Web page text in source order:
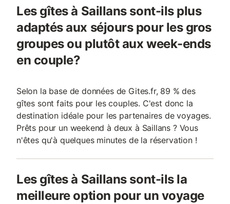
Les gîtes à Saillans sont-ils plus
adaptés aux séjours pour les gros
groupes ou plutôt aux week-ends
en couple?
Selon la base de données de Gites.fr, 89 % des
gîtes sont faits pour les couples. C'est donc la
destination idéale pour les partenaires de voyages.
Prêts pour un weekend à deux à Saillans ? Vous
n'êtes qu'à quelques minutes de la réservation !
Les gîtes à Saillans sont-ils la
meilleure option pour un voyage